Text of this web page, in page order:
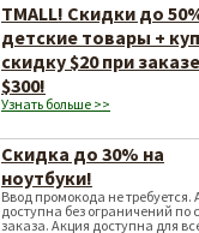
TMALL! Скидки до
детские товары +
скидку $20 при
$300!
Узнать больше >>
Скидка до 30% на
ноутбуки!
Ввод промокода не требуется.
доступна без ограничений по
заказа. Акция доступна для